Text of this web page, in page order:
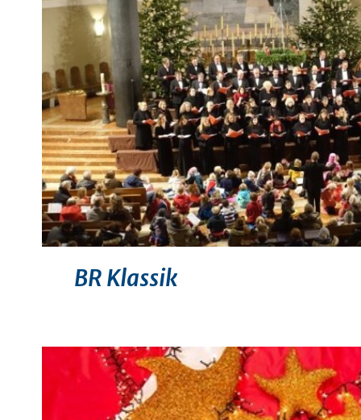
BR Klassik